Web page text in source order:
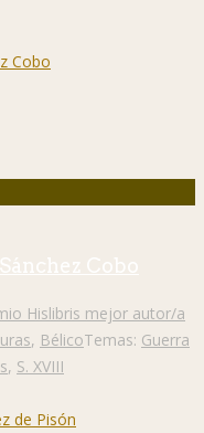
Cobo
Hislibris mejor autor/a
, BélicoTemas: Guerra
, S. XVIII